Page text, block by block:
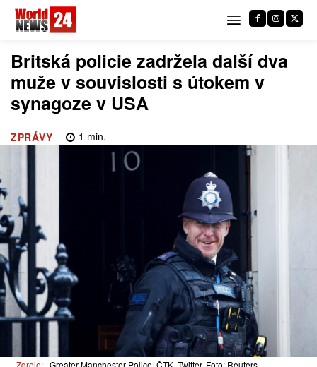
Britská policie zadržela další dva
muže v souvislosti s útokem v
synagoze v USA
ZPRÁVY 1 min.